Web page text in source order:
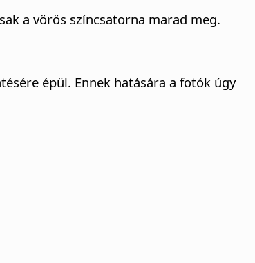
a vörös színcsatorna marad meg.
épül. Ennek hatására a fotók úgy